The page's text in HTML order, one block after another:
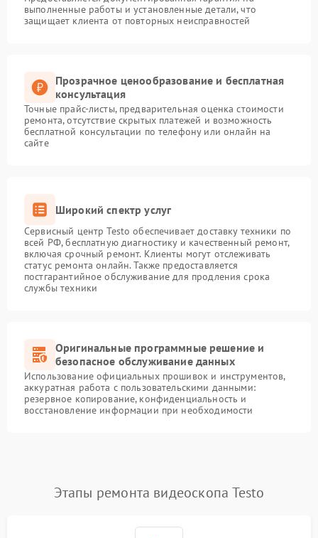
выполненные работы и установленные детали, что
защищает клиента от повторных неисправностей
Прозрачное ценообразование и бесплатная
консультация
Точные прайс-листы, предварительная оценка стоимости
ремонта, отсутствие скрытых платежей и возможность
бесплатной консультации по телефону или онлайн на
сайте
Широкий спектр услуг
Сервисный центр Testo обеспечивает доставку техники по
всей РФ, бесплатную диагностику и качественный ремонт,
включая срочный ремонт. Клиенты могут отслеживать
статус ремонта онлайн. Также предоставляется
постгарантийное обслуживание для продления срока
службы техники
Оригинальные программные решение и
безопасное обслуживание данных
Использование официальных прошивок и инструментов,
аккуратная работа с пользовательскими данными:
резервное копирование, конфиденциальность и
восстановление информации при необходимости
Этапы ремонта видеоскопа Testo